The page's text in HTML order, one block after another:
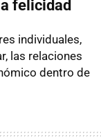
felicidad
individuales,
las relaciones
dentro de